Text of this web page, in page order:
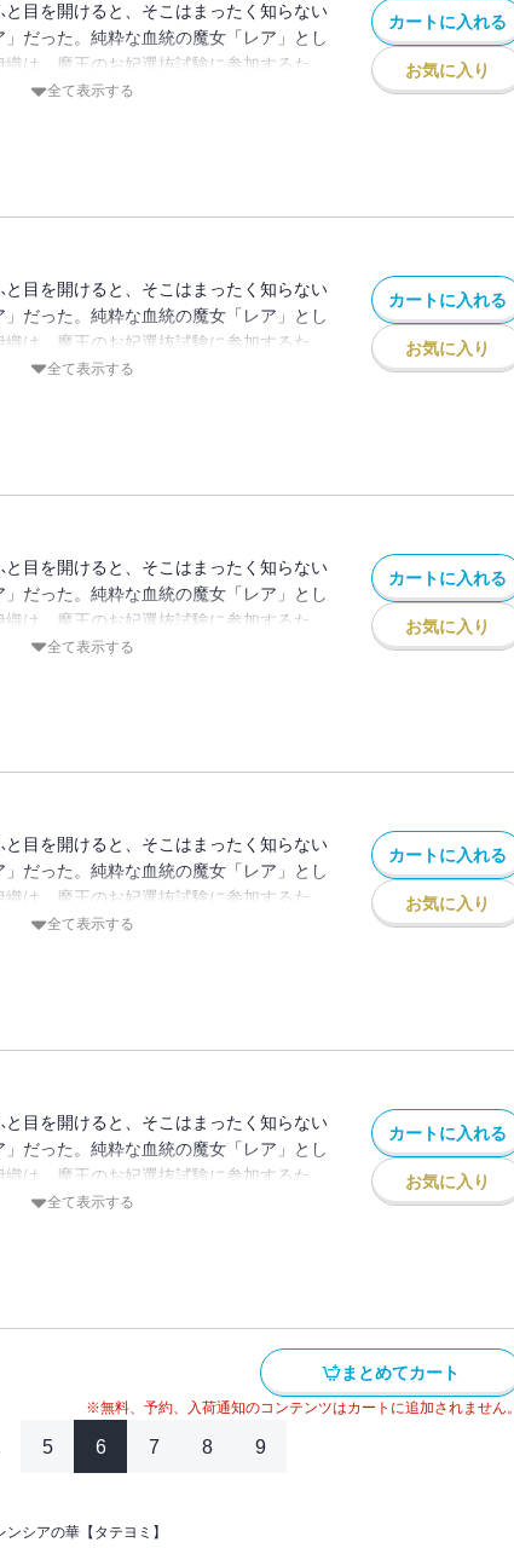
目を開けると、そこはまったく知らない
だった。純粋な血統の魔女「レア」とし
は、魔王のお妃選抜試験に参加するた
ことに。お妃にはならず無事に屋敷へ戻ろ
全て表示する
カートに入れる
お気に入り
目を開けると、そこはまったく知らない
だった。純粋な血統の魔女「レア」とし
は、魔王のお妃選抜試験に参加するた
ことに。お妃にはならず無事に屋敷へ戻ろ
全て表示する
カートに入れる
お気に入り
目を開けると、そこはまったく知らない
だった。純粋な血統の魔女「レア」とし
は、魔王のお妃選抜試験に参加するた
ことに。お妃にはならず無事に屋敷へ戻ろ
全て表示する
カートに入れる
お気に入り
目を開けると、そこはまったく知らない
だった。純粋な血統の魔女「レア」とし
は、魔王のお妃選抜試験に参加するた
ことに。お妃にはならず無事に屋敷へ戻ろ
全て表示する
カートに入れる
お気に入り
目を開けると、そこはまったく知らない
だった。純粋な血統の魔女「レア」とし
は、魔王のお妃選抜試験に参加するた
ことに。お妃にはならず無事に屋敷へ戻ろ
全て表示する
カートに入れる
お気に入り
まとめてカート
※無料、予約、入荷通知のコンテンツはカートに追加されません。
5 6 7 8 9
ンシアの華【タテヨミ】